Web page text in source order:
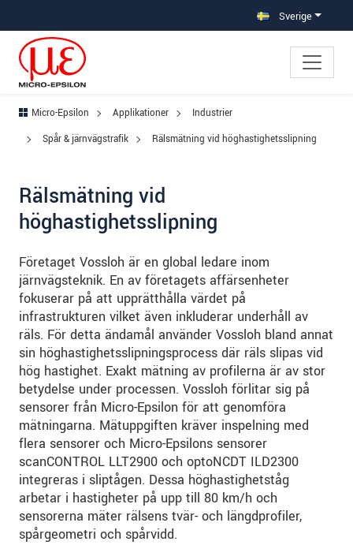
Sverige
Micro-Epsilon Applikationer
Industrier
Spår & järnvägstrafik
Rälsmätning vid höghastighetsslipning
Rälsmätning vid
höghastighetsslipning
Företaget Vossloh är en global ledare inom
järnvägsteknik. En av företagets affärsenheter
fokuserar på att upprätthålla värdet på
infrastrukturen vilket även inkluderar underhåll av
räls. För detta ändamål använder Vossloh bland annat
sin höghastighetsslipningsprocess där räls slipas vid
hög hastighet. Exakt mätning av profilerna är av stor
betydelse under processen. Vossloh förlitar sig på
sensorer från Micro-Epsilon för att genomföra
mätningarna. Mätuppgiften kräver inspelning med
flera sensorer och Micro-Epsilons sensorer
scanCONTROL LLT2900 och optoNCDT ILD2300
integreras i sliptågen. Dessa höghastighetståg
arbetar i hastigheter på upp till 80 km/h och
sensorerna mäter rälsens tvär- och längdprofiler,
spårgeometri och spårvidd.